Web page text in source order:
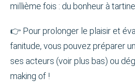
millième fois : du bonheur à
👉 Pour prolonger le plaisir et
fanitude, vous pouvez préparer
ses acteurs (voir plus bas) ou
making of !